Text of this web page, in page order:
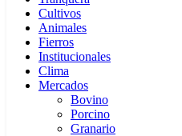
Cultivos
Animales
Fierros
Institucionales
Clima
Mercados
Bovino
Porcino
Granario